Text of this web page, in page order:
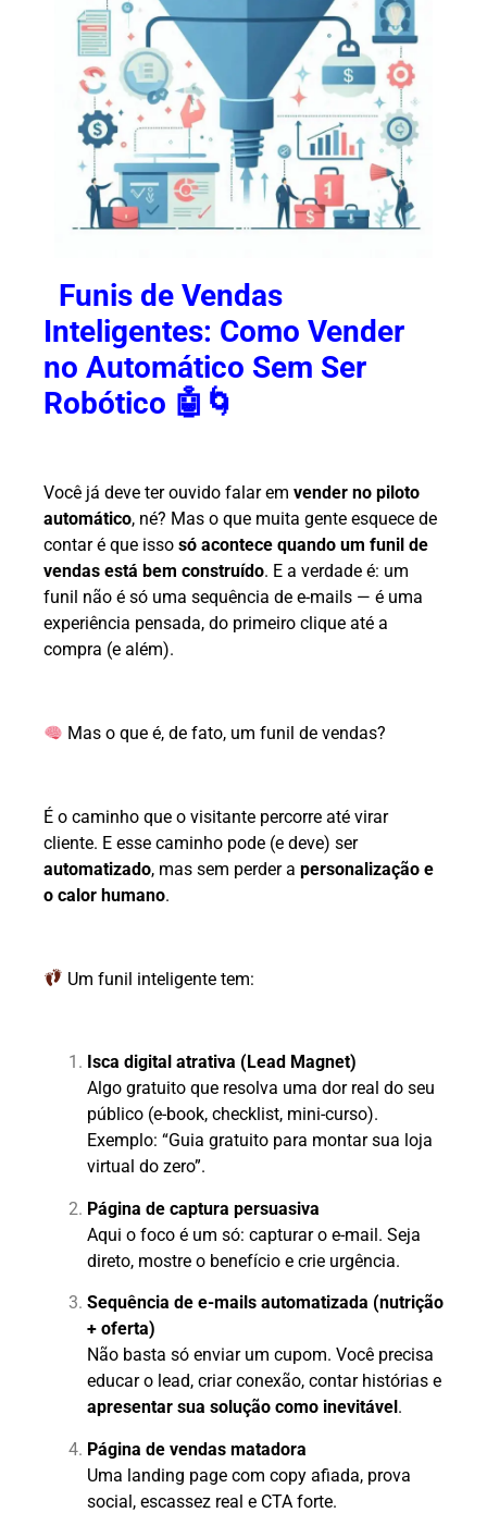
Funis de Vendas
Inteligentes: Como Vender
no Automático Sem Ser
Robótico 🤖🌀
Você já deve ter ouvido falar em vender no piloto
automático, né? Mas o que muita gente esquece de
contar é que isso só acontece quando um funil de
vendas está bem construído. E a verdade é: um
funil não é só uma sequência de e-mails — é uma
experiência pensada, do primeiro clique até a
compra (e além).
Mas o que é, de fato, um funil de vendas?
É o caminho que o visitante percorre até virar
cliente. E esse caminho pode (e deve) ser
automatizado, mas sem perder a personalização e
o calor humano.
Um funil inteligente tem:
Isca digital atrativa (Lead Magnet)
Algo gratuito que resolva uma dor real do seu
público (e-book, checklist, mini-curso).
Exemplo: “Guia gratuito para montar sua loja
virtual do zero”.
Página de captura persuasiva
Aqui o foco é um só: capturar o e-mail. Seja
direto, mostre o benefício e crie urgência.
Sequência de e-mails automatizada (nutrição
+ oferta)
Não basta só enviar um cupom. Você precisa
educar o lead, criar conexão, contar histórias e
apresentar sua solução como inevitável .
Página de vendas matadora
Uma landing page com copy afiada, prova
social, escassez real e CTA forte.